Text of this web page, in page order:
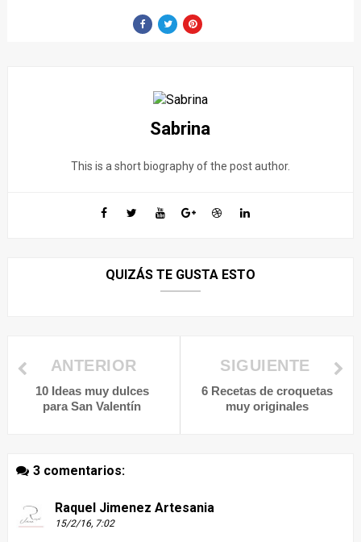
Sabrina
This is a short biography of the post author.
QUIZÁS TE GUSTA ESTO
SIGUIENTE
6 Recetas de croquetas
muy originales
ANTERIOR
10 Ideas muy dulces
para San Valentín
3 comentarios:
Raquel Jimenez Artesania
15/2/16, 7:02